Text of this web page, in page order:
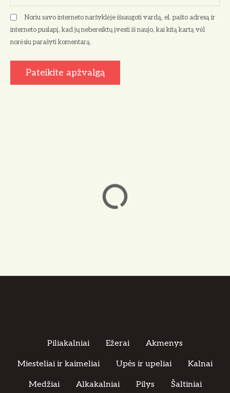
Noriu savo interneto naršyklėje išsaugoti vardą, el. pašto adresą ir
interneto puslapį, kad jų nebereiktų įvesti iš naujo, kai kitą kartą vėl
norėsiu parašyti komentarą.
Piliakalniai Ežerai Akmenys
Miesteliai ir kaimeliai Upės ir upeliai Kalnai
Medžiai Alkakalniai Pilys Šaltiniai